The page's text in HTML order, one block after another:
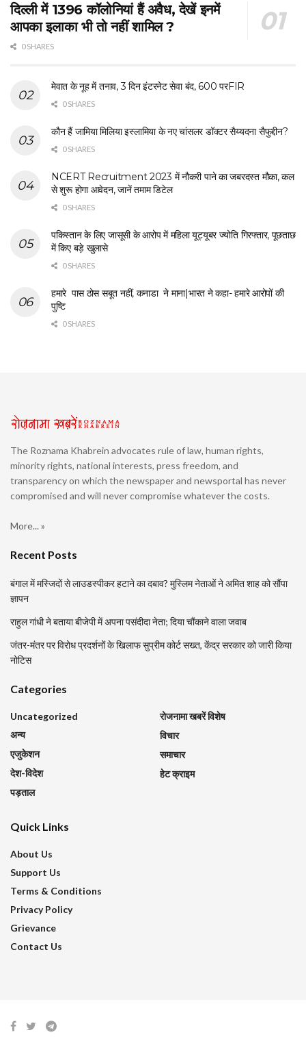
दिल्ली में 1396 कॉलोनियां हैं अवैध, देखें इनमें
आपका इलाका भी तो नहीं शामिल ?
0 SHARES
मेवात के नूह में तनाव, 3 दिन इंटरनेट सेवा बंद, 600 परFIR
0 SHARES
कौन हैं जामिया मिलिया इस्लामिया के नए चांसलर डॉक्टर सैय्यदना सैफुद्दीन?
0 SHARES
NCERT Recruitment 2023 में नौकरी पाने का जबरदस्त मौका, कल
से शुरू होगा आवेदन, जानें तमाम डिटेल
0 SHARES
पकिस्तान के लिए जासूसी के आरोप में महिला यूट्यूबर ज्योति गिरफ्तार, पूछताछ
में किए बड़े खुलासे
0 SHARES
हमारे पास ठोस सबूत नहीं, कनाडा ने माना|भारत ने कहा- हमारे आरोपों की
पुष्टि
0 SHARES
The Roznama Khabrein advocates rule of law, human rights,
minority rights, national interests, press freedom, and
transparency on which the newspaper and newsportal has never
compromised and will never compromise whatever the costs.
More... »
Recent Posts
बंगाल में मस्जिदों से लाउडस्पीकर हटाने का दबाव? मुस्लिम नेताओं ने अमित शाह को सौंपा
ज्ञापन
राहुल गांधी ने बताया बीजेपी में अपना पसंदीदा नेता; दिया चौंकाने वाला जवाब
जंतर-मंतर पर विरोध प्रदर्शनों के खिलाफ सुप्रीम कोर्ट सख्त, केंद्र सरकार को जारी किया
नोटिस
Categories
Uncategorized
अन्य
एजुकेशन
देश-विदेश
पड़ताल
रोजनामा खबरें विशेष
विचार
समाचार
हेट क्राइम
Quick Links
About Us
Support Us
Terms & Conditions
Privacy Policy
Grievance
Contact Us